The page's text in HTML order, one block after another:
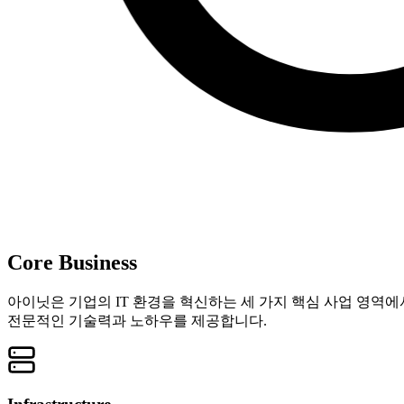
Core Business
아이닛은 기업의 IT 환경을 혁신하는 세 가지 핵심 사업 영역에
전문적인 기술력과 노하우를 제공합니다.